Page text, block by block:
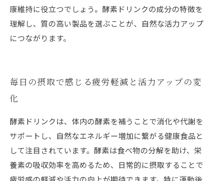
康維持に役立つでしょう。酵素ドリンクの成分の特徴を
理解し、質の高い製品を選ぶことが、自然な活力アップ
につながります。
毎日の摂取で感じる疲労軽減と活力アップの変
化
酵素ドリンクは、体内の酵素を補うことで消化や代謝を
サポートし、自然なエネルギー増加に繋がる健康食品と
して注目されています。酵素は食べ物の分解を助け、栄
養素の吸収効率を高めるため、日常的に摂取することで